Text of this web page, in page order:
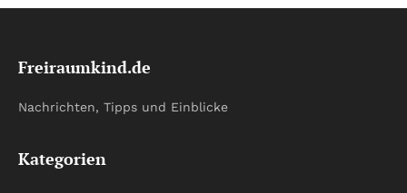
Freiraumkind.de
Nachrichten, Tipps und Einblicke
Kategorien